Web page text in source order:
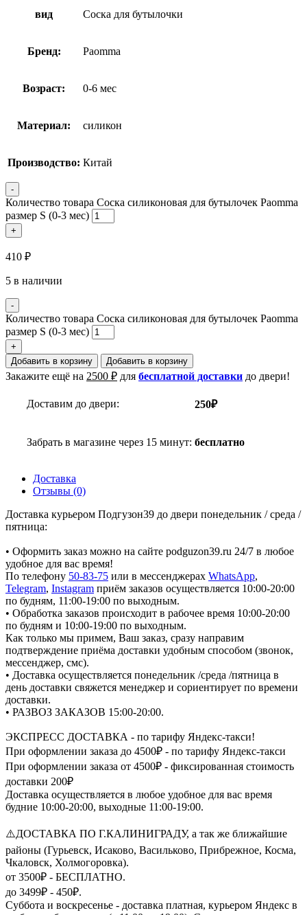
вид Соска для бутылочки
Бренд: Paomma
Возраст: 0-6 мес
Материал: силикон
Производство: Китай
-
Количество товара Соска силиконовая для бутылочек Paomma
размер S (0-3 мес)
+
410 ₽
5 в наличии
-
Количество товара Соска силиконовая для бутылочек Paomma
размер S (0-3 мес)
+
Добавить в корзину
Добавить в корзину
Закажите ещё на 2500 ₽ для бесплатной доставки до двери!
Доставим до двери: 250₽
Забрать в магазине через 15 минут: бесплатно
Доставка
Отзывы (0)
Доставка курьером Подгузон39 до двери понедельник / среда /
пятница:
• Оформить заказ можно на сайте podguzon39.ru 24/7 в любое
удобное для вас время!
По телефону 50-83-75 или в мессенджерах WhatsApp,
Telegram, Instagram приём заказов осуществляется 10:00-20:00
по будням, 11:00-19:00 по выходным.
• Обработка заказов происходит в рабочее время 10:00-20:00
по будням и 10:00-19:00 по выходным.
Как только мы примем, Ваш заказ, сразу направим
подтверждение приёма доставки удобным способом (звонок,
мессенджер, смс).
• Доставка осуществляется понедельник /среда /пятница в
день доставки свяжется менеджер и сориентирует по времени
доставки.
• РАЗВОЗ ЗАКАЗОВ 15:00-20:00.
ЭКСПРЕСС ДОСТАВКА - по тарифу Яндекс-такси!
При оформлении заказа до 4500₽ - по тарифу Яндекс-такси
При оформлении заказа от 4500₽ - фиксированная стоимость
доставки 200₽
Доставка осуществляется в любое удобное для вас время
будние 10:00-20:00, выходные 11:00-19:00.
⚠️ДОСТАВКА ПО Г.КАЛИНИГРАДУ, а так же ближайшие
районы (Гурьевск, Исаково, Васильково, Прибрежное, Косма,
Чкаловск, Холмогоровка).
от 3500₽ - БЕСПЛАТНО.
до 3499₽ - 450₽.
Суббота и воскресенье - доставка платная, курьером Яндекс в